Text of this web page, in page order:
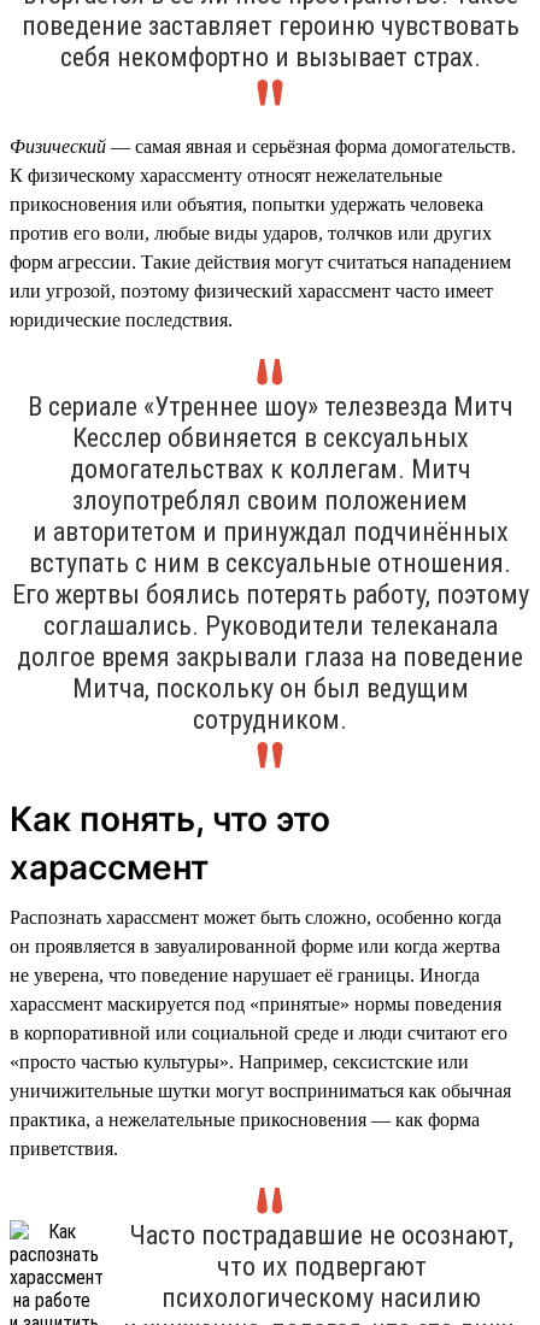
поведение заставляет героиню чувствовать
себя некомфортно и вызывает страх.
Физический — самая явная и серьёзная форма домогательств.
К физическому харассменту относят нежелательные
прикосновения или объятия, попытки удержать человека
против его воли, любые виды ударов, толчков или других
форм агрессии. Такие действия могут считаться нападением
или угрозой, поэтому физический харассмент часто имеет
юридические последствия.
В сериале «Утреннее шоу» телезвезда Митч
Кесслер обвиняется в сексуальных
домогательствах к коллегам. Митч
злоупотреблял своим положением
и авторитетом и принуждал подчинённых
вступать с ним в сексуальные отношения.
Его жертвы боялись потерять работу, поэтому
соглашались. Руководители телеканала
долгое время закрывали глаза на поведение
Митча, поскольку он был ведущим
сотрудником.
Как понять, что это
харассмент
Распознать харассмент может быть сложно, особенно когда
он проявляется в завуалированной форме или когда жертва
не уверена, что поведение нарушает её границы. Иногда
харассмент маскируется под «принятые» нормы поведения
в корпоративной или социальной среде и люди считают его
«просто частью культуры». Например, сексистские или
уничижительные шутки могут восприниматься как обычная
практика, а нежелательные прикосновения — как форма
приветствия.
Часто пострадавшие не осознают,
что их подвергают
психологическому насилию